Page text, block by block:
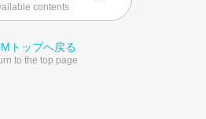
contents
トップへ戻る
to the top page